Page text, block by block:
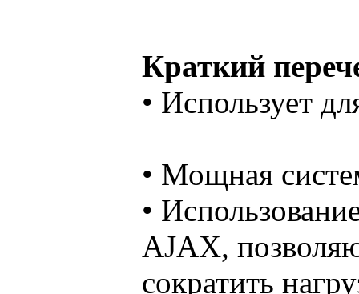
Краткий
• Использует
• Мощная
•
AJAX,
сократить